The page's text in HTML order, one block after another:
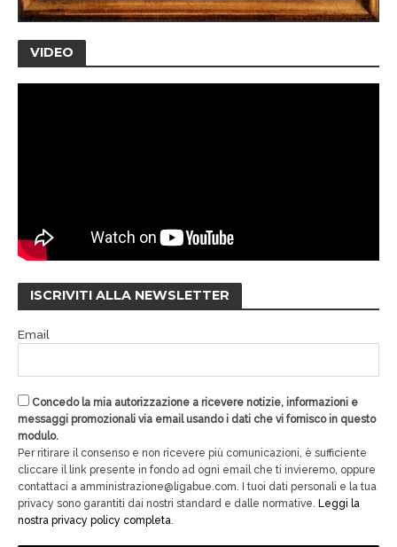
VIDEO
ISCRIVITI ALLA NEWSLETTER
Email
Concedo la mia autorizzazione a ricevere notizie, informazioni e
messaggi promozionali via email usando i dati che vi fornisco in questo
modulo.
Per ritirare il consenso e non ricevere più comunicazioni, è sufficiente
cliccare il link presente in fondo ad ogni email che ti invieremo, oppure
contattaci a amministrazione@ligabue.com. I tuoi dati personali e la tua
privacy sono garantiti dai nostri standard e dalle normative. Leggi la
nostra privacy policy completa